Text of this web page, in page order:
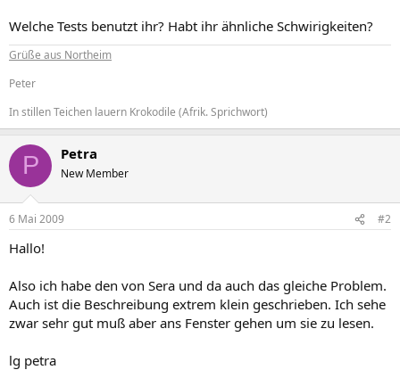
Welche Tests benutzt ihr? Habt ihr ähnliche Schwirigkeiten?
Grüße aus Northeim
Peter
In stillen Teichen lauern Krokodile (Afrik. Sprichwort)
P Petra
New Member
6 Mai 2009 #2
Hallo!
Also ich habe den von Sera und da auch das gleiche Problem.
Auch ist die Beschreibung extrem klein geschrieben. Ich sehe
zwar sehr gut muß aber ans Fenster gehen um sie zu lesen.
lg petra